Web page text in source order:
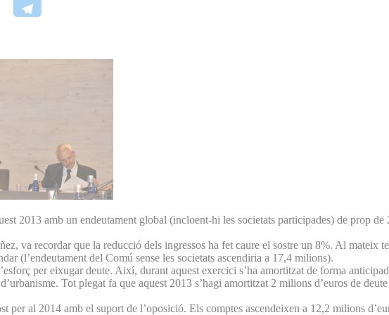
2013 amb un endeutament global (incloent-hi les societats participades) de prop
va recordar que la reducció dels ingressos ha fet caure el sostre un 8%. Al mateix
(l’endeutament del Comú sense les societats ascendiria a 17,4 milions).
per eixugar deute. Així, durant aquest exercici s’ha amortitzat de forma
Tot plegat fa que aquest 2013 s’hagi amortitzat 2 milions d’euros de
per al 2014 amb el suport de l’oposició. Els comptes ascendeixen a 12,2 milions